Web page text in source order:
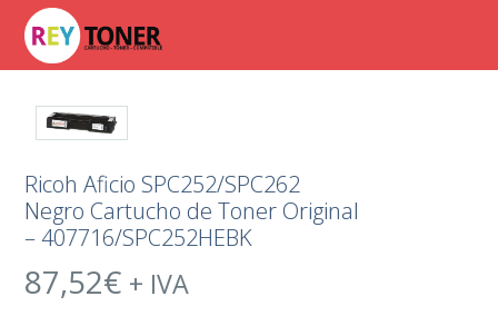
Ricoh Aficio SPC252/SPC262
Negro Cartucho de Toner Original
– 407716/SPC252HEBK
87,52€ + IVA